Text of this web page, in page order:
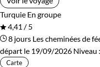
Turquie En groupe
4,41 / 5
8 jours Les cheminées de
départ le 19/09/2026 Niveau :
Carte